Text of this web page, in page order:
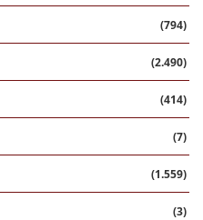
(794)
(2.490)
(414)
(7)
(1.559)
(3)